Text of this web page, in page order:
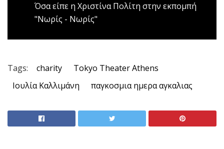
Όσα είπε η Χριστίνα Πολίτη στην εκπομπή
"Nωρίς - Νωρίς"
Tags: charity
Tokyo Theater Athens
Ιουλία Καλλιμάνη
παγκοσμια ημερα αγκαλιας